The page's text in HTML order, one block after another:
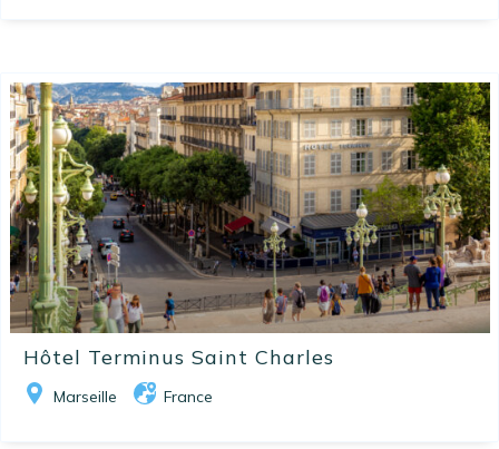
Hôtel Terminus Saint Charles
Marseille France